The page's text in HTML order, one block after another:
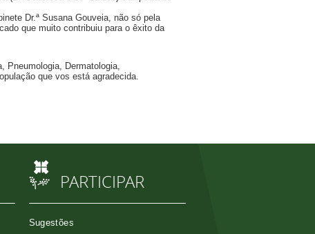
Dr.ª Susana Gouveia, não só pela
que muito contribuiu para o êxito da
Pneumologia, Dermatologia,
que vos está agradecida.
PARTICIPAR
Sugestões